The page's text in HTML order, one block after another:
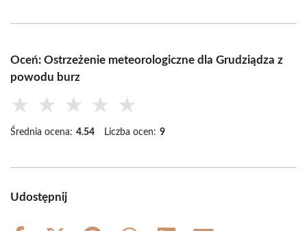
Oceń: Ostrzeżenie meteorologiczne dla Grudziądza z
powodu burz
★ ★ ★ ★ ★
Średnia ocena: 4.54 Liczba ocen: 9
Udostępnij